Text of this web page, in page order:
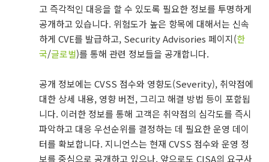
고 즉각적인 대응을 할 수 있도록 필요한 정보를 투명하게
공개하고 있습니다. 위험도가 높은 항목에 대해서는 신속
하게 CVE를 발급하고, Security Advisories 페이지(한
국/글로벌)를 통해 관련 정보들을 공개합니다.
공개 정보에는 CVSS 점수와 영향도(Severity), 취약점에
대한 상세 내용, 영향 버전, 그리고 해결 방법 등이 포함됩
니다. 이러한 정보를 통해 고객은 취약점의 심각도를 즉시
파악하고 대응 우선순위를 결정하는 데 필요한 운영 데이
터를 확보합니다. 지니언스는 현재 CVSS 점수와 운영 정
보를 중심으로 공개하고 있으나, 앞으로도 CISA의 요구사